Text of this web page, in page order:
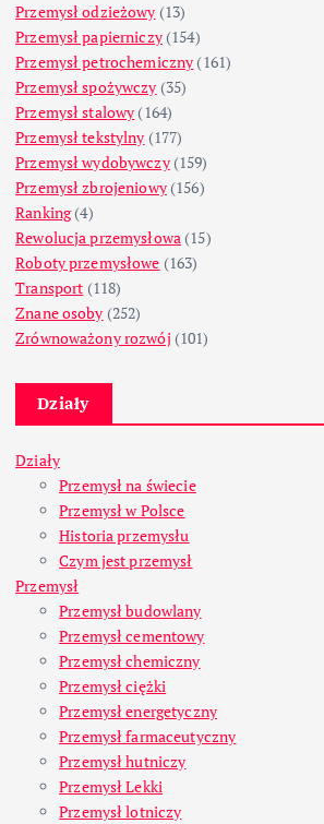
Przemysł odzieżowy (13)
Przemysł papierniczy(154)
Przemysł petrochemiczny (161)
Przemysł spożywczy (35)
Przemysł stalowy (164)
Przemysł tekstylny (177)
Przemysł wydobywczy(159)
Przemysł zbrojeniowy(156)
Ranking(4)
Rewolucja przemysłowa (15)
Roboty przemysłowe (163)
Transport (118)
Znane osoby (252)
Zrównoważony rozwój (101)
Działy
Działy
Przemysł na świecie
Przemysł w Polsce
Historia przemysłu
Czym jest przemysł
Przemysł
Przemysł budowlany
Przemysł cementowy
Przemysł chemiczny
Przemysł ciężki
Przemysł energetyczny
Przemysł farmaceutyczny
Przemysł hutniczy
Przemysł Lekki
Przemysł lotniczy